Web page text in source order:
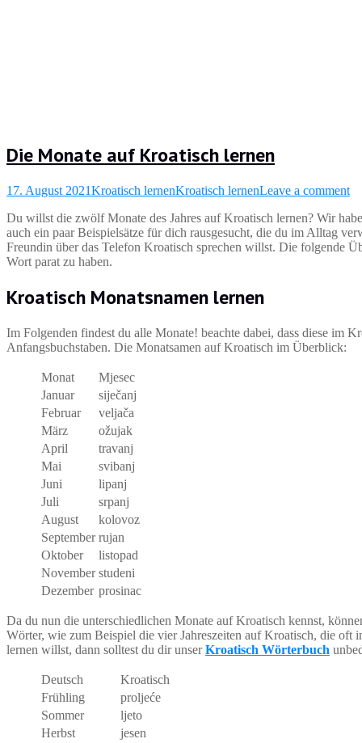
Die Monate auf Kroatisch lernen
17. August 2021Kroatisch lernenKroatisch lernenLeave a comment
Du willst die zwölf Monate des Jahres auf Kroatisch lernen? Wir
auch ein paar Beispielsätze für dich rausgesucht, die du im Alltag
Freundin über das Telefon Kroatisch sprechen willst. Die folgende
Wort parat zu haben.
Kroatisch Monatsnamen lernen
Im Folgenden findest du alle Monate! beachte dabei, dass diese im
Anfangsbuchstaben. Die Monatsamen auf Kroatisch im Überblick:
Monat
Mjesec
Januar
siječanj
Februar
veljača
März
ožujak
April
travanj
Mai
svibanj
Juni
lipanj
Juli
srpanj
August
kolovoz
September rujan
Oktober
listopad
November studeni
Dezember prosinac
Da du nun die unterschiedlichen Monate auf Kroatisch kennst,
Wörter, wie zum Beispiel die vier Jahreszeiten auf Kroatisch, die oft
lernen willst, dann solltest du dir unserKroatisch Wörterbuch
Deutsch
Kroatisch
Frühling
proljeće
Sommer
ljeto
Herbst
jesen